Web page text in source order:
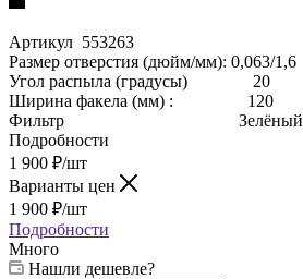
Артикул 553263
Размер отверстия (дюйм/мм): 0,063/1,6
Угол распыла (градусы) 20
Ширина факела (мм) : 120
Фильтр Зелёный
Подробности
1 900 ₽/шт
Варианты цен
1 900 ₽/шт
Подробности
Много
Нашли дешевле?